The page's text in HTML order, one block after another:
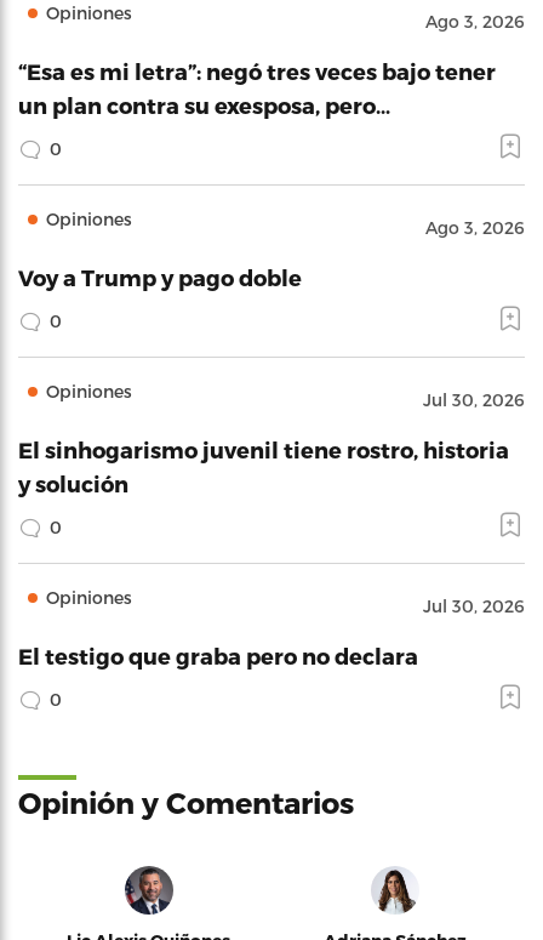
Opiniones Ago 3, 2026
“Esa es mi letra”: negó tres veces bajo tener
un plan contra su exesposa, pero…
0
Opiniones Ago 3, 2026
Voy a Trump y pago doble
0
Opiniones Jul 30, 2026
El sinhogarismo juvenil tiene rostro, historia
y solución
0
Opiniones Jul 30, 2026
El testigo que graba pero no declara
0
Opinión y Comentarios